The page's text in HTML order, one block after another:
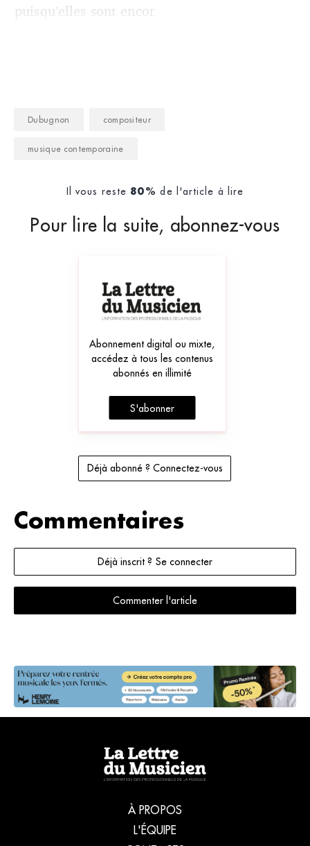
puisqu’elles sont encor
Dubugnon compositeur
musique contemporaine
Il vous reste 80% de l'article à lire
Pour lire la suite, abonnez-vous
Abonnement digital ou mixte,
accédez à tous les contenus
abonnés en illimité
S'abonner
Déjà abonné ? Connectez-vous
Commentaires
Déjà inscrit ? Se connecter
Commenter l'article
À PROPOS
L'ÉQUIPE